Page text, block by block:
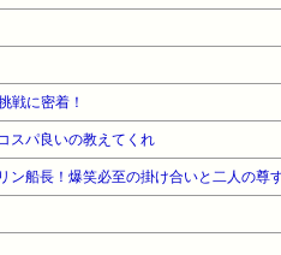
戦に密着！
スパ良いの教えてくれ